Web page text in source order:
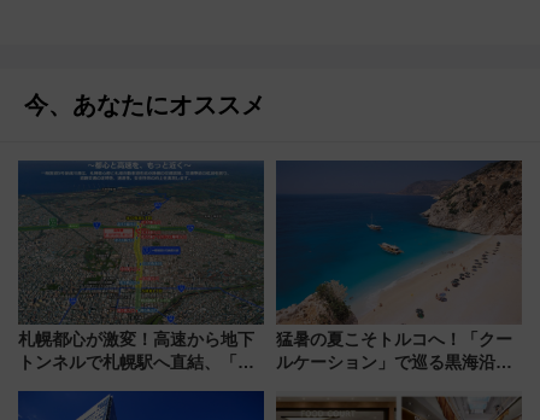
今、あなたにオススメ
札幌都心が激変！高速から地下
トンネルで札幌駅へ直結、「創
から本格着工、延長4.8km整備
猛暑の夏こそトルコへ！「クー
ルケーション」で巡る黒海沿岸
連検索数が前年比237％増、ナ